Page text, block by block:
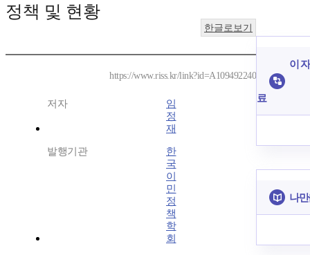
정책 및 현황
한글로보기
https://www.riss.kr/link?id=A109492240
저자
임
정
재
발행기관
한
국
이
민
정
책
학
회
이
료
나